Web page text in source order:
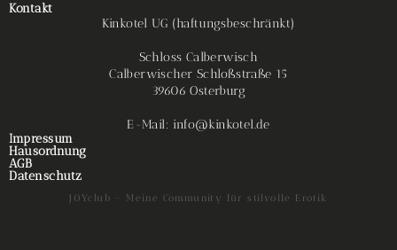
Kontakt
Kinkotel UG (haftungsbeschränkt)
Schloss Calberwisch
Calberwischer Schloßstraße 15
39606 Osterburg
E-Mail: info@kinkotel.de
Impressum
Hausordnung
AGB
Datenschutz
J0Yclub – Meine Community für stilvolle Erotik